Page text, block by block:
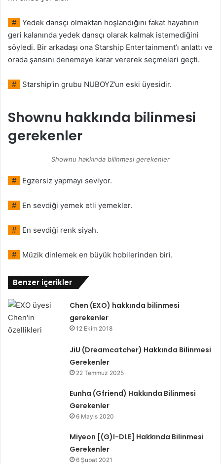
#
Yedek dansçı olmaktan hoşlandığını fakat hayatının
geri kalanında yedek dansçı olarak kalmak istemediğini
söyledi. Bir arkadaşı ona Starship Entertainment’ı anlattı ve
orada şansını denemeye karar vererek seçmeleri geçti.
# Starship’in grubu NUBOYZ’un eski üyesidir.
Shownu hakkında bilinmesi
gerekenler
Shownu hakkında bilinmesi gerekenler
# Egzersiz yapmayı seviyor.
# En sevdiği yemek etli yemekler.
# En sevdiği renk siyah.
# Müzik dinlemek en büyük hobilerinden biri.
Benzer içerikler
Chen (EXO) hakkında bilinmesi
gerekenler
12 Ekim 2018
JiU (Dreamcatcher) Hakkında Bilinmesi
Gerekenler
22 Temmuz 2025
Eunha (Gfriend) Hakkında Bilinmesi
Gerekenler
6 Mayıs 2020
Miyeon [(G)I-DLE] Hakkında Bilinmesi
Gerekenler
6 Şubat 2021